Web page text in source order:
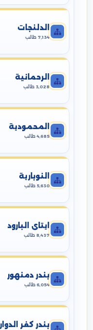
الدلنجات
7,134 طالب
الرحمانية
3,028 طالب
المحمودية
4,685 طالب
النوبارية
5,630 طالب
ايتاى البارود
8,437 طالب
بندر دمنهور
6,054 طالب
بندر كفر الدوار